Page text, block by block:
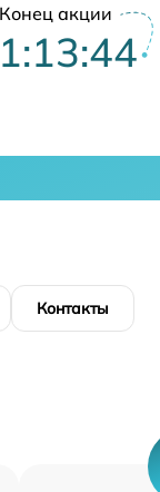
Конец акции
Контакты